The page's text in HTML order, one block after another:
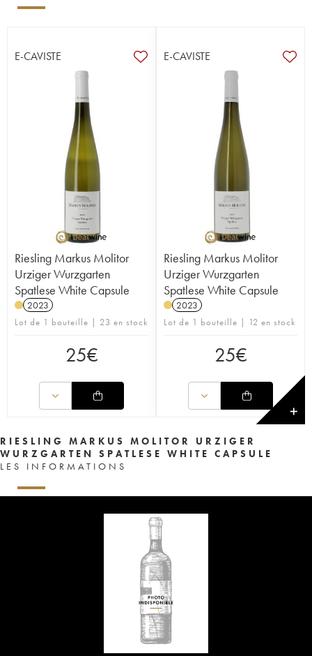
E-CAVISTE
Riesling Markus Molitor
Urziger Wurzgarten
Spatlese White Capsule
2023
Lot de 1 bouteille | 23 en stock
25€
E-CAVISTE
Riesling Markus Molitor
Urziger Wurzgarten
Spatlese White Capsule
2023
Lot de 1 bouteille | 12 en stock
25€
✕
RIESLING MARKUS MOLITOR URZIGER
WURZGARTEN SPATLESE WHITE CAPSULE
LES INFORMATIONS